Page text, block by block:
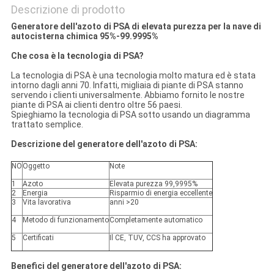
Descrizione di prodotto
Generatore dell'azoto di PSA di elevata purezza per la nave di
autocisterna chimica 95%-99.9995%
Che cosa è la tecnologia di PSA?
La tecnologia di PSA è una tecnologia molto matura ed è stata
intorno dagli anni 70. Infatti, migliaia di piante di PSA stanno
servendo i clienti universalmente. Abbiamo fornito le nostre
piante di PSA ai clienti dentro oltre 56 paesi.
Spieghiamo la tecnologia di PSA sotto usando un diagramma
trattato semplice.
Descrizione del generatore dell'azoto di PSA:
NO Oggetto Note
1 Azoto
Elevata purezza 99,9995%
2
Energia
Risparmio di energia eccellente
3
Vita lavorativa anni >20
4 Metodo di funzionamentoCompletamente automatico
5 Certificati Il CE, TUV, CCS ha approvato
Benefici del generatore dell'azoto di PSA: